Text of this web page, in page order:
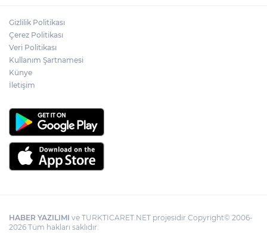
Gizlilik Politikası
Çerez Politikası
Veri Politikası
Kullanım Şartnamesi
Künye
İletişim
HABER YAZILIMI ve TURKTICARET.NET projesidir Copyright© 2006-
2026 Tüm hakları saklıdır.